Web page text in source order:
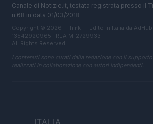
Canale di Notizie.it, testata registrata presso il
n.68 in data 01/03/2018
Copyright © 2026 · Think — Edito in Italia da
13542920965 · REA MI 2729933
All Rights Reserved
I contenuti sono curati dalla redazione con il
realizzati in collaborazione con autori indipendenti.
ITALIA